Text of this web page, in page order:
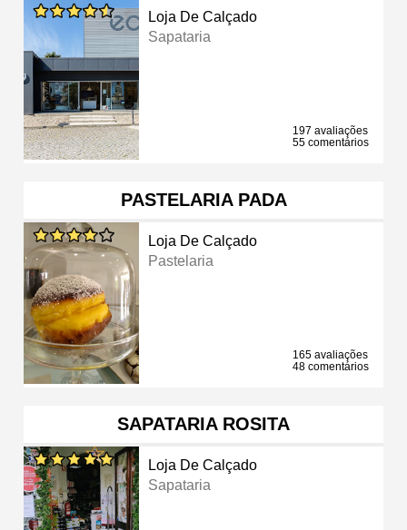
Loja De Calçado
Sapataria
197 avaliações
55 comentários
PASTELARIA PADA
Loja De Calçado
Pastelaria
165 avaliações
48 comentários
SAPATARIA ROSITA
Loja De Calçado
Sapataria